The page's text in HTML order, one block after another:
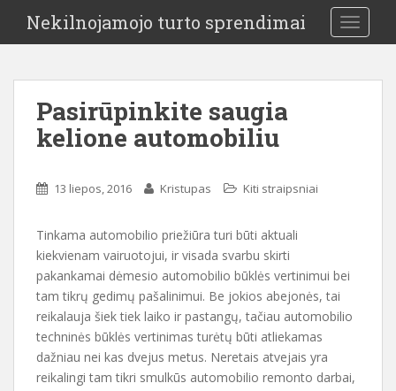
Nekilnojamojo turto sprendimai
Pasirūpinkite saugia
kelione automobiliu
13 liepos, 2016 Kristupas Kiti straipsniai
Tinkama automobilio priežiūra turi būti aktuali
kiekvienam vairuotojui, ir visada svarbu skirti
pakankamai dėmesio automobilio būklės vertinimui bei
tam tikrų gedimų pašalinimui. Be jokios abejonės, tai
reikalauja šiek tiek laiko ir pastangų, tačiau automobilio
techninės būklės vertinimas turėtų būti atliekamas
dažniau nei kas dvejus metus. Neretais atvejais yra
reikalingi tam tikri smulkūs automobilio remonto darbai,